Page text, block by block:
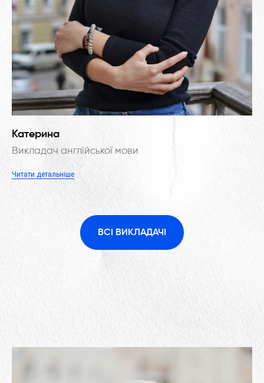
Катерина
Викладач англійської мови
Читати детальніше
ВСІ ВИКЛАДАЧІ